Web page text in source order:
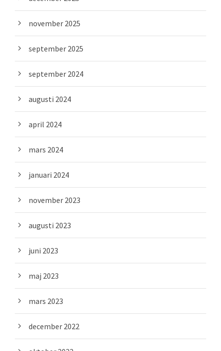
november 2025
september 2025
september 2024
augusti 2024
april 2024
mars 2024
januari 2024
november 2023
augusti 2023
juni 2023
maj 2023
mars 2023
december 2022